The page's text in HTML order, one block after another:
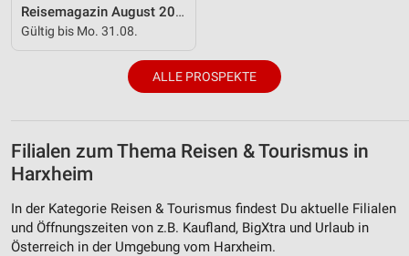
Reisemagazin August 2026
Gültig bis Mo. 31.08.
ALLE PROSPEKTE
Filialen zum Thema Reisen & Tourismus in
Harxheim
In der Kategorie Reisen & Tourismus findest Du aktuelle Filialen
und Öffnungszeiten von z.B. Kaufland, BigXtra und Urlaub in
Österreich in der Umgebung vom Harxheim.